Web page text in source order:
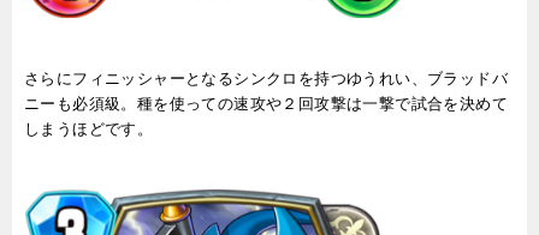
さらにフィニッシャーとなるシンクロを持つゆうれい、ブラッドバ
ニーも必須級。種を使っての速攻や２回攻撃は一撃で試合を決めて
しまうほどです。